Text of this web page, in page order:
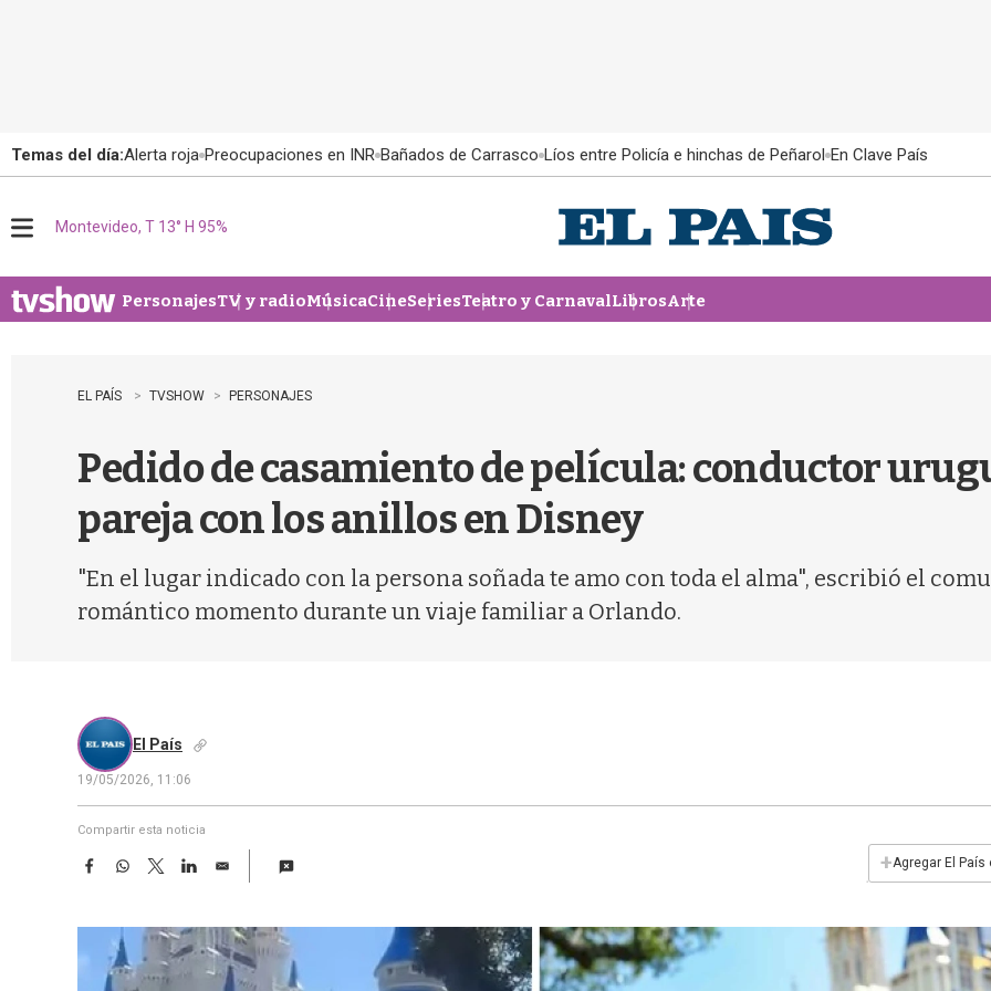
Temas del día:Alerta roja Preocupaciones en INR Bañados de Carrasco Líos entre Policía e hinchas de Peñarol En Clave País
u
Montevideo, T 13° H 95%
PersonajesTV y radioMúsicaCineSeriesTeatro y CarnavalLibrosArte
EL PAÍS TVSHOW PERSONAJES
Pedido de casamiento de película: conductor
pareja con los anillos en Disney
"En el lugar indicado con la persona soñada te amo con toda el alma", escribió el
romántico momento durante un viaje familiar a Orlando.
El País
19/05/2026, 11:06
Compartir esta noticia
F
e
W
t
s
A
T
w
t
e
L
k
e
E
i
l
+Agregar El País